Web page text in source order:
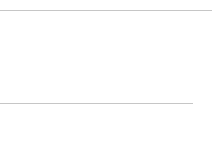
ると変形が緩和し、吸